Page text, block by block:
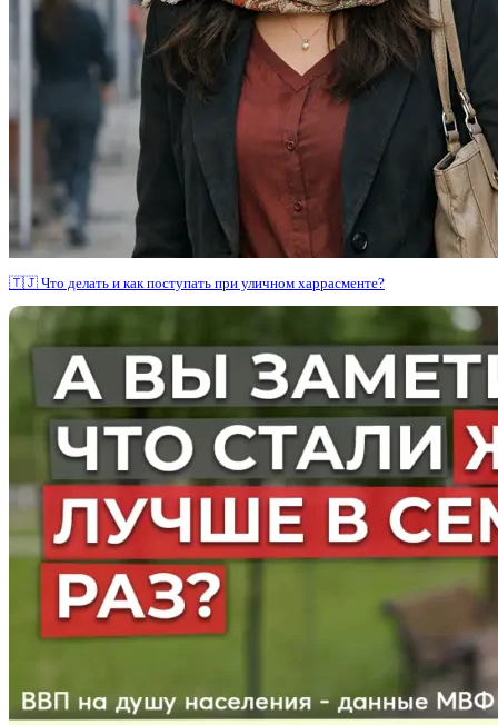
🇹🇯 Что делать и как поступать при уличном харрасменте?